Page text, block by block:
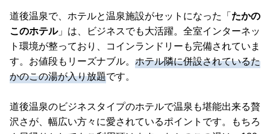
道後温泉で、ホテルと温泉施設がセットになった「 たかの
このホテル」は、ビジネスでも大活躍。全室インターネッ
ト環境が整っており、コインランドリーも完備されていま
す。お値段もリーズナブル。 ホテル隣に併設されているた
かのこの湯が入り放題です。
道後温泉のビジネスタイプのホテルで温泉も堪能出来る贅
沢さが、幅広い方々に愛されているポイントです。もちろ